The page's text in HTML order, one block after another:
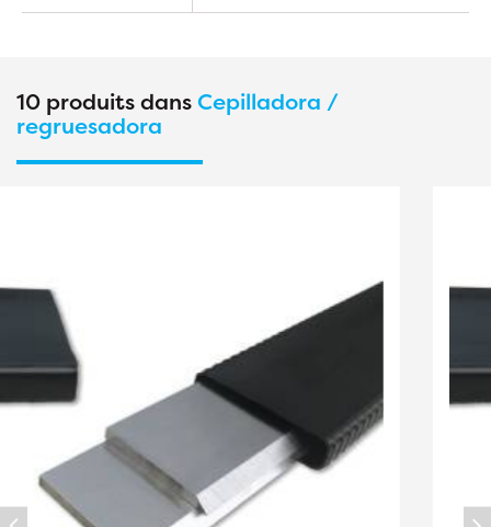
10 produits dansCepilladora /
regruesadora